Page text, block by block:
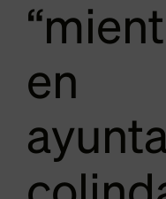
en